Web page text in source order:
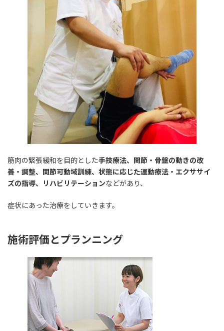
筋肉の緊張緩和を目的とした手技療法、関節・骨盤の動きの改
善・調整、関節可動域訓練、状態に応じた運動療法・エクササイ
ズの指導、リハビリテーションなどがあり、
症状にあった治療をしていきます。
施術評価とプランニング